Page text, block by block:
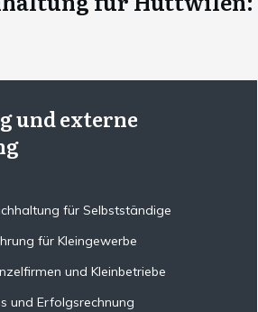
und externe
für Selbstständige
für Kleingewerbe
und Kleinbetriebe
und Erfolgsrechnung